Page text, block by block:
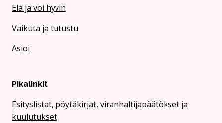
Elä ja voi hyvin
Vaikuta ja tutustu
Asioi
Pikalinkit
Esityslistat, pöytäkirjat, viranhaltijapäätökset ja
kuulutukset